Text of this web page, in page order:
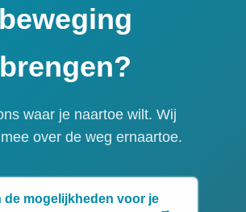
beweging
brengen?
waar je naartoe wilt. Wij
over de weg ernaartoe.
de mogelijkheden voor je
→